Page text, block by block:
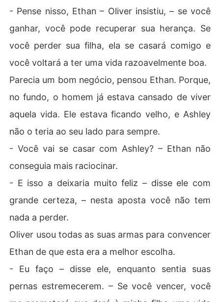
- Pense nisso, Ethan – Oliver insistiu, – se você
ganhar, você pode recuperar sua herança. Se
você perder sua filha, ela se casará comigo e
você voltará a ter uma vida razoavelmente boa.
Parecia um bom negócio, pensou Ethan. Porque,
no fundo, o homem já estava cansado de viver
aquela vida. Ele estava ficando velho, e Ashley
não o teria ao seu lado para sempre.
- Você vai se casar com Ashley? – Ethan não
conseguia mais raciocinar.
- E isso a deixaria muito feliz – disse ele com
grande certeza, – nesta aposta você não tem
nada a perder.
Oliver usou todas as suas armas para convencer
Ethan de que esta era a melhor escolha.
- Eu faço – disse ele, enquanto sentia suas
pernas estremecerem. – Se você vencer, você